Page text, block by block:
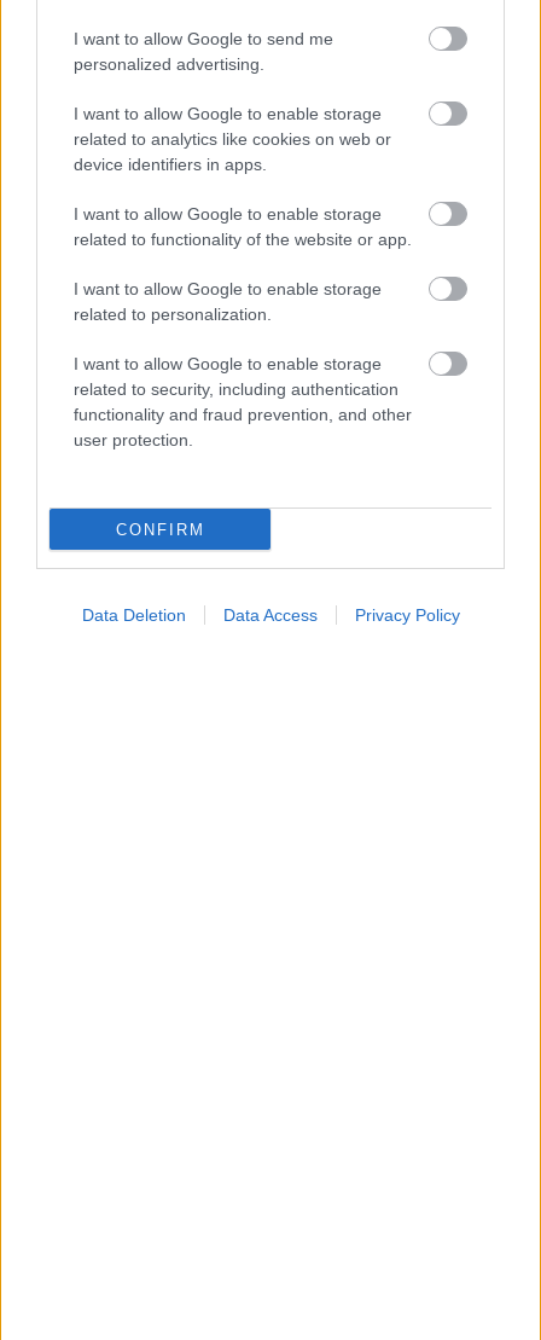
I want to allow Google to send me
personalized advertising.
I want to allow Google to enable storage
related to analytics like cookies on web or
device identifiers in apps.
I want to allow Google to enable storage
related to functionality of the website or app.
I want to allow Google to enable storage
related to personalization.
I want to allow Google to enable storage
related to security, including authentication
functionality and fraud prevention, and other
user protection.
CONFIRM
Data Deletion Data Access Privacy Policy
ΣΗΜΕΡΑ ΣΤΟ IATRONET.GR
Φυτικές ίνες και οι μορφές τους